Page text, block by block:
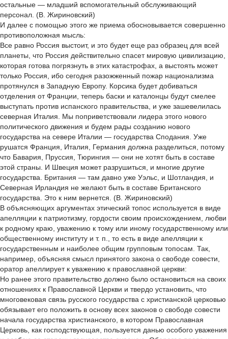
остальные — младший вспомогательный обслуживающий
персонал. (В. Жириновский)
И далее с помощью этого же приема обосновывается совершенно
противоположная мысль:
Все равно Россия выстоит, и это будет еще раз образец для всей
планеты, что Россия действительно спасет мировую цивилизацию,
которая готова погрязнуть в этих катастрофах, а выстоять может
только Россия, ибо сегодня разожженный пожар национализма
протянулся в Западную Европу. Корсика будет добиваться
отделения от Франции, теперь баски и каталонцы будут смелее
выступать против испанского правительства, и уже зашевелилась
северная Италия. Мы поприветствовали лидера этого нового
политического движения и будем рады созданию нового
государства на севере Италии — государства Сподания. Уже
рушатся Франция, Италия, Германия должна разделиться, потому
что Бавария, Пруссия, Тюрингия — они не хотят быть в составе
этой страны. И Швеция может разрушиться, и многие другие
государства. Британия — там давно уже Уэльс, и Шотландия, и
Северная Ирландия не желают быть в составе Британского
государства. Это к ним вернется. (В. Жириновский)
В объясняющих аргументах этический топос используется в виде
апелляции к патриотизму, гордости своим происхождением, любви
к родному краю, уважению к тому или иному государственному или
общественному институту и т. п., то есть в виде апелляции к
государственным и наиболее общим групповым топосам. Так,
например, объясняя смысл принятого закона о свободе совести,
оратор апеллирует к уважению к православной церкви:
Но ранее этого правительство должно было остановиться на своих
отношениях к Православной Церкви и твердо установить, что
многовековая связь русского государства с христианской церковью
обязывает его положить в основу всех законов о свободе совести
начала государства христианского, в котором Православная
Церковь, как господствующая, пользуется данью особого уважения